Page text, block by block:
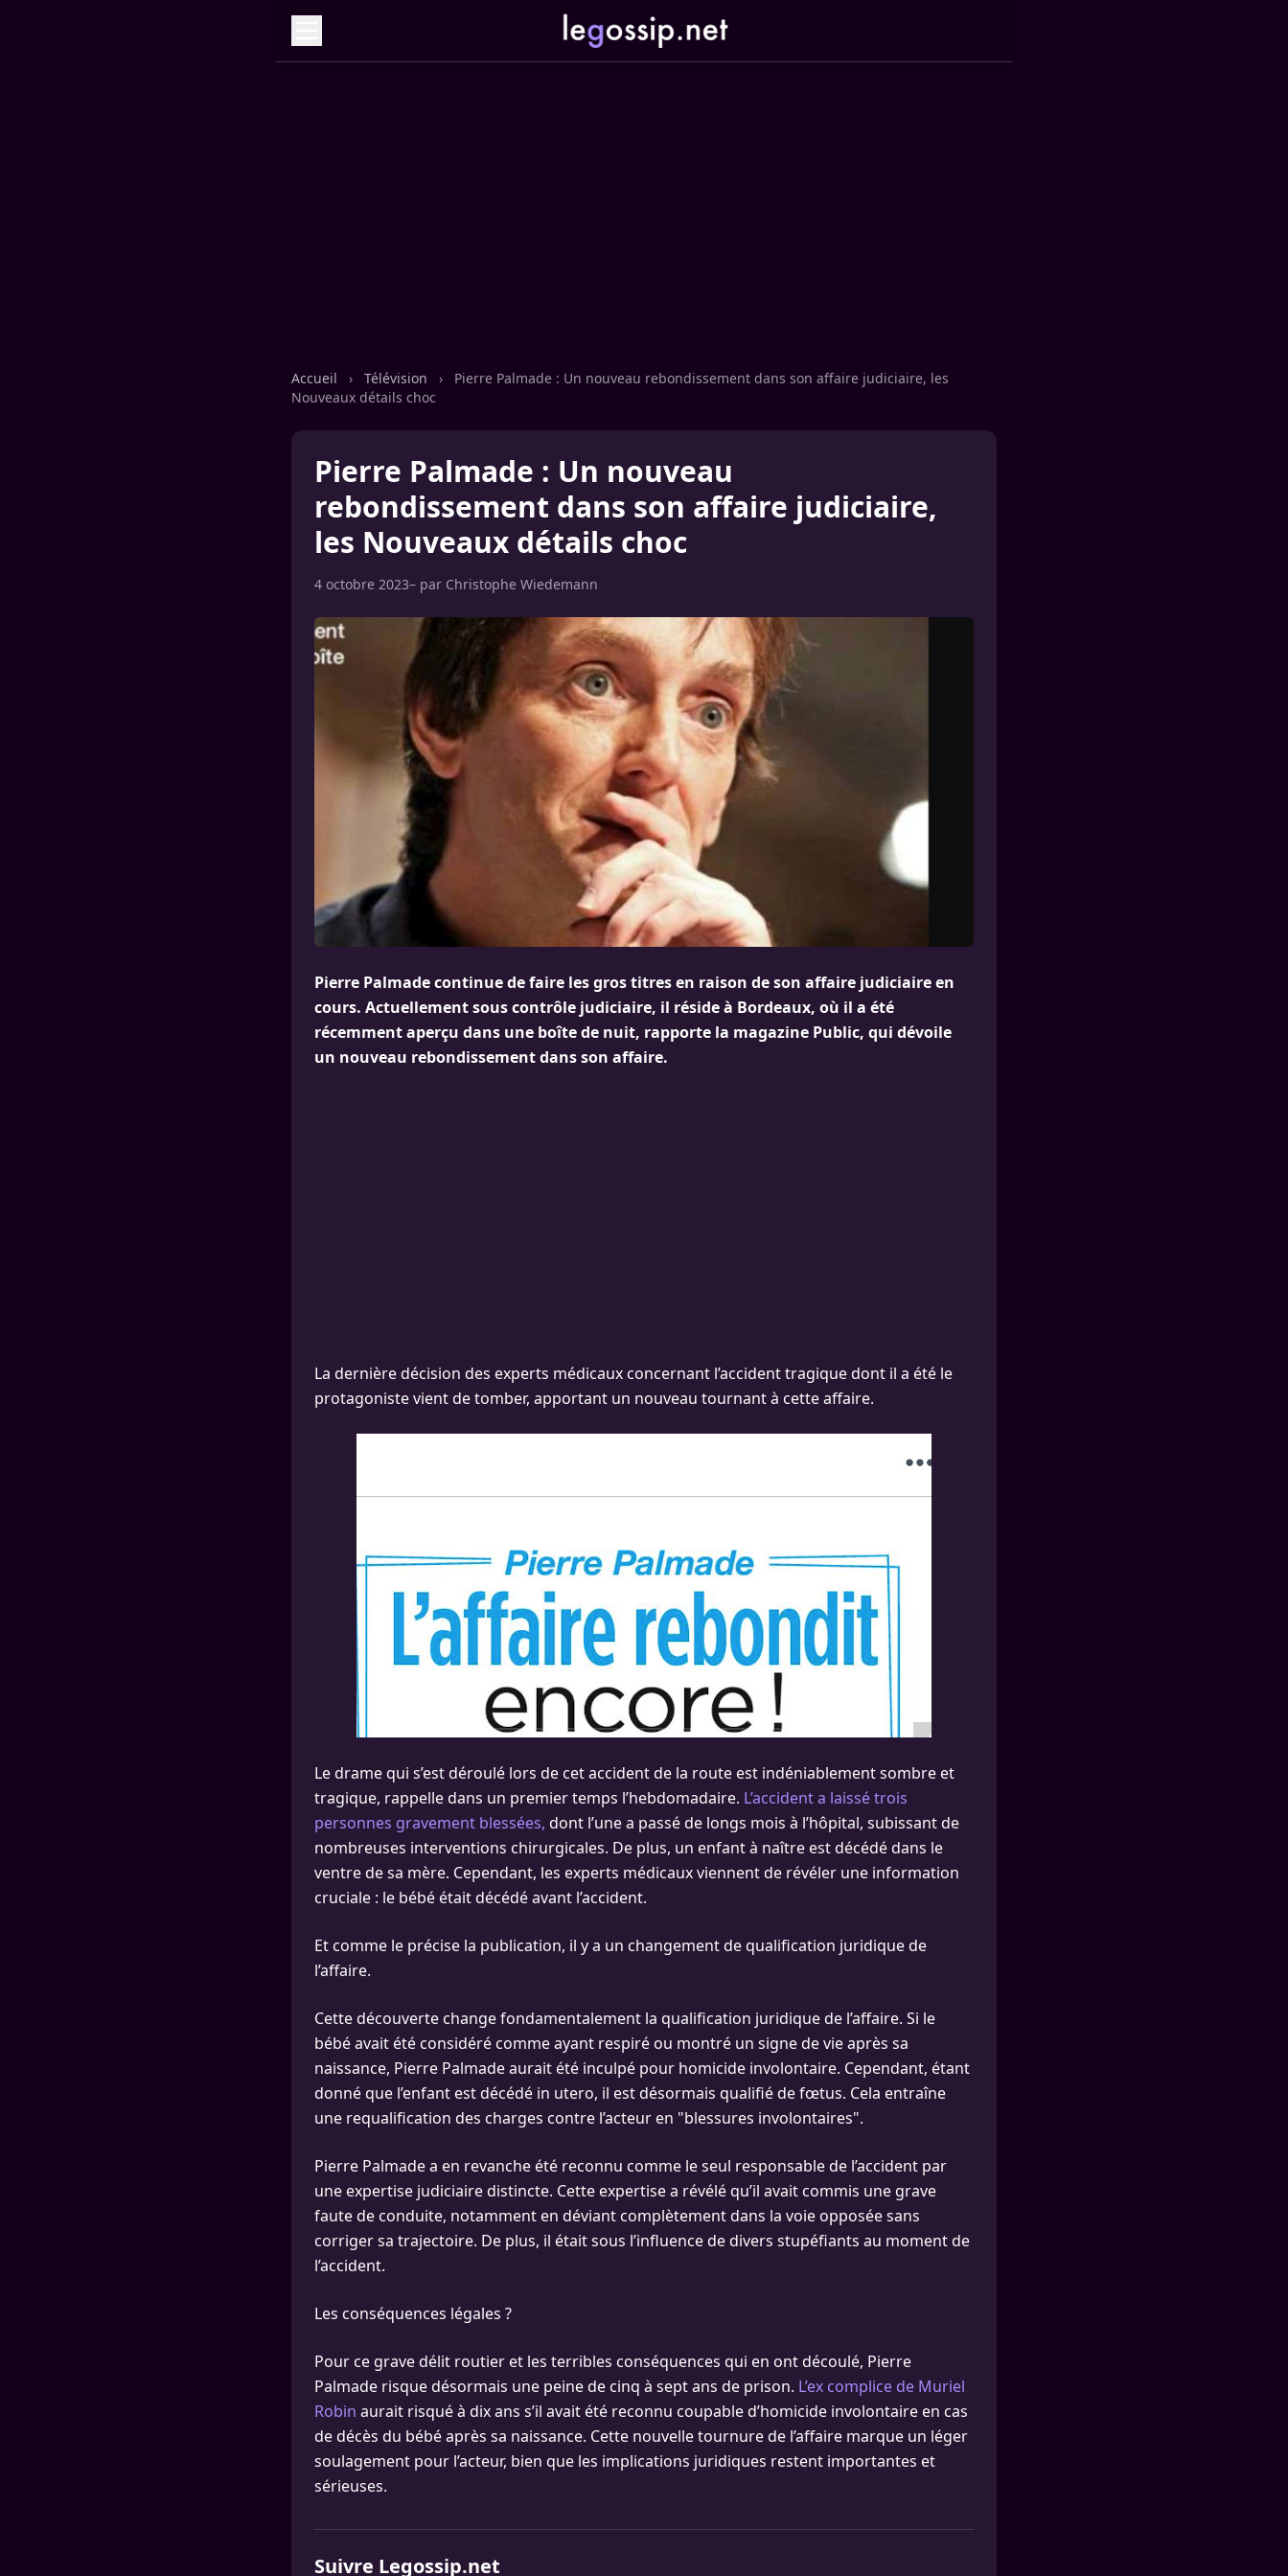
Accueil › Télévision ›
Pierre Palmade : Un nouveau rebondissement dans son affaire judiciaire, les
Nouveaux détails choc
Pierre Palmade : Un nouveau
rebondissement dans son affaire judiciaire,
les Nouveaux détails choc
4 octobre 2023– par Christophe Wiedemann
Pierre Palmade continue de faire les gros titres en raison de son affaire judiciaire en
cours. Actuellement sous contrôle judiciaire, il réside à Bordeaux, où il a été
récemment aperçu dans une boîte de nuit, rapporte la magazine Public, qui dévoile
un nouveau rebondissement dans son affaire.
La dernière décision des experts médicaux concernant l’accident tragique dont il a été le
protagoniste vient de tomber, apportant un nouveau tournant à cette affaire.
Le drame qui s’est déroulé lors de cet accident de la route est indéniablement sombre et
tragique, rappelle dans un premier temps l’hebdomadaire. L’accident a laissé trois
personnes gravement blessées, dont l’une a passé de longs mois à l’hôpital, subissant de
nombreuses interventions chirurgicales. De plus, un enfant à naître est décédé dans le
ventre de sa mère. Cependant, les experts médicaux viennent de révéler une information
cruciale : le bébé était décédé avant l’accident.
Et comme le précise la publication, il y a un changement de qualification juridique de
l’affaire.
Cette découverte change fondamentalement la qualification juridique de l’affaire. Si le
bébé avait été considéré comme ayant respiré ou montré un signe de vie après sa
naissance, Pierre Palmade aurait été inculpé pour homicide involontaire. Cependant, étant
donné que l’enfant est décédé in utero, il est désormais qualifié de fœtus. Cela entraîne
une requalification des charges contre l’acteur en "blessures involontaires".
Pierre Palmade a en revanche été reconnu comme le seul responsable de l’accident par
une expertise judiciaire distincte. Cette expertise a révélé qu’il avait commis une grave
faute de conduite, notamment en déviant complètement dans la voie opposée sans
corriger sa trajectoire. De plus, il était sous l’influence de divers stupéfiants au moment de
l’accident.
Les conséquences légales ?
Pour ce grave délit routier et les terribles conséquences qui en ont découlé, Pierre
Palmade risque désormais une peine de cinq à sept ans de prison. L’ex complice de Muriel
Robin aurait risqué à dix ans s’il avait été reconnu coupable d’homicide involontaire en cas
de décès du bébé après sa naissance. Cette nouvelle tournure de l’affaire marque un léger
soulagement pour l’acteur, bien que les implications juridiques restent importantes et
sérieuses.
Suivre Legossip.net